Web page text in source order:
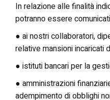
In relazione alle finalità
potranno essere
● ai nostri collaboratori,
relative mansioni incaricati
● istituti bancari per la
● amministrazioni
adempimento di obblighi